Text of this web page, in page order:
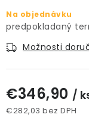
Na objednávku
Možnosti
€346,90 /
€282,03 bez DPH